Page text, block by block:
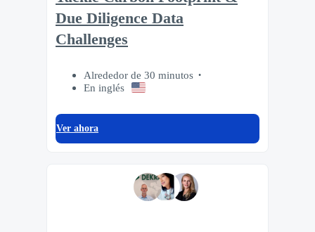
Due Diligence Data
Challenges
Alrededor de 30 minutos
En inglés
Ver ahora